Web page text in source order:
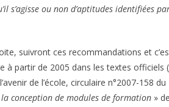
s’agisse ou non d’aptitudes identifiées
suivront ces recommandations et
à partir de 2005 dans les textes officiels
de l’école, circulaire n°2007-158 du
la conception de modules de formation »